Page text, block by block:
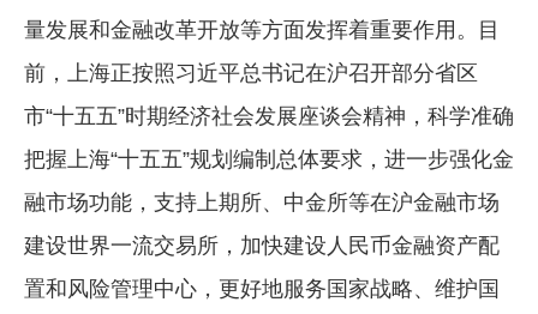
量发展和金融改革开放等方面发挥着重要作用。目
前，上海正按照习近平总书记在沪召开部分省区
市“十五五”时期经济社会发展座谈会精神，科学准确
把握上海“十五五”规划编制总体要求，进一步强化金
融市场功能，支持上期所、中金所等在沪金融市场
建设世界一流交易所，加快建设人民币金融资产配
置和风险管理中心，更好地服务国家战略、维护国